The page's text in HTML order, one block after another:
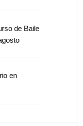
de Baile
en